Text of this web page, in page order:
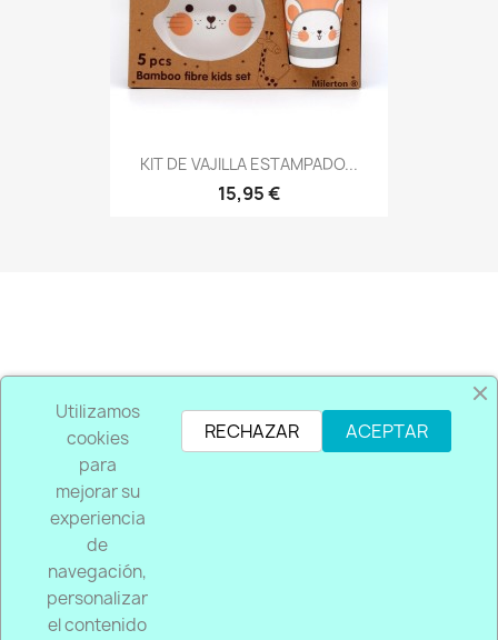
KIT DE VAJILLA ESTAMPADO...
15,95 €
NOSOTROS 
SU CUENTA
INFORMACIÓN DE LA TIENDA
Garantía
Utilizamos
cookies
para
mejorar su
experiencia
de
navegación,
personalizar
el contenido
ACEPTAR
RECHAZAR